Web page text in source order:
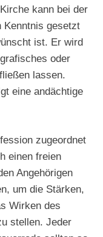
kann bei der
Kenntnis gesetzt
ist. Er wird
oder
lassen.
eine andächtige
zugeordnet
einen freien
Angehörigen
um die Stärken,
Wirken des
stellen. Jeder